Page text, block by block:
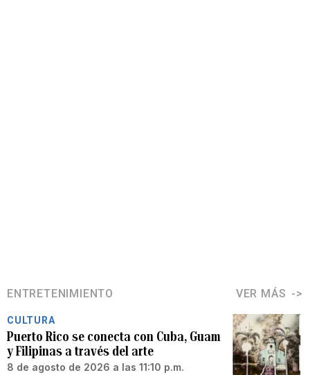
ENTRETENIMIENTO VER MÁS
CULTURA
Puerto Rico se conecta con Cuba, Guam
y Filipinas a través del arte
8 de agosto de 2026 a las 11:10 p.m.